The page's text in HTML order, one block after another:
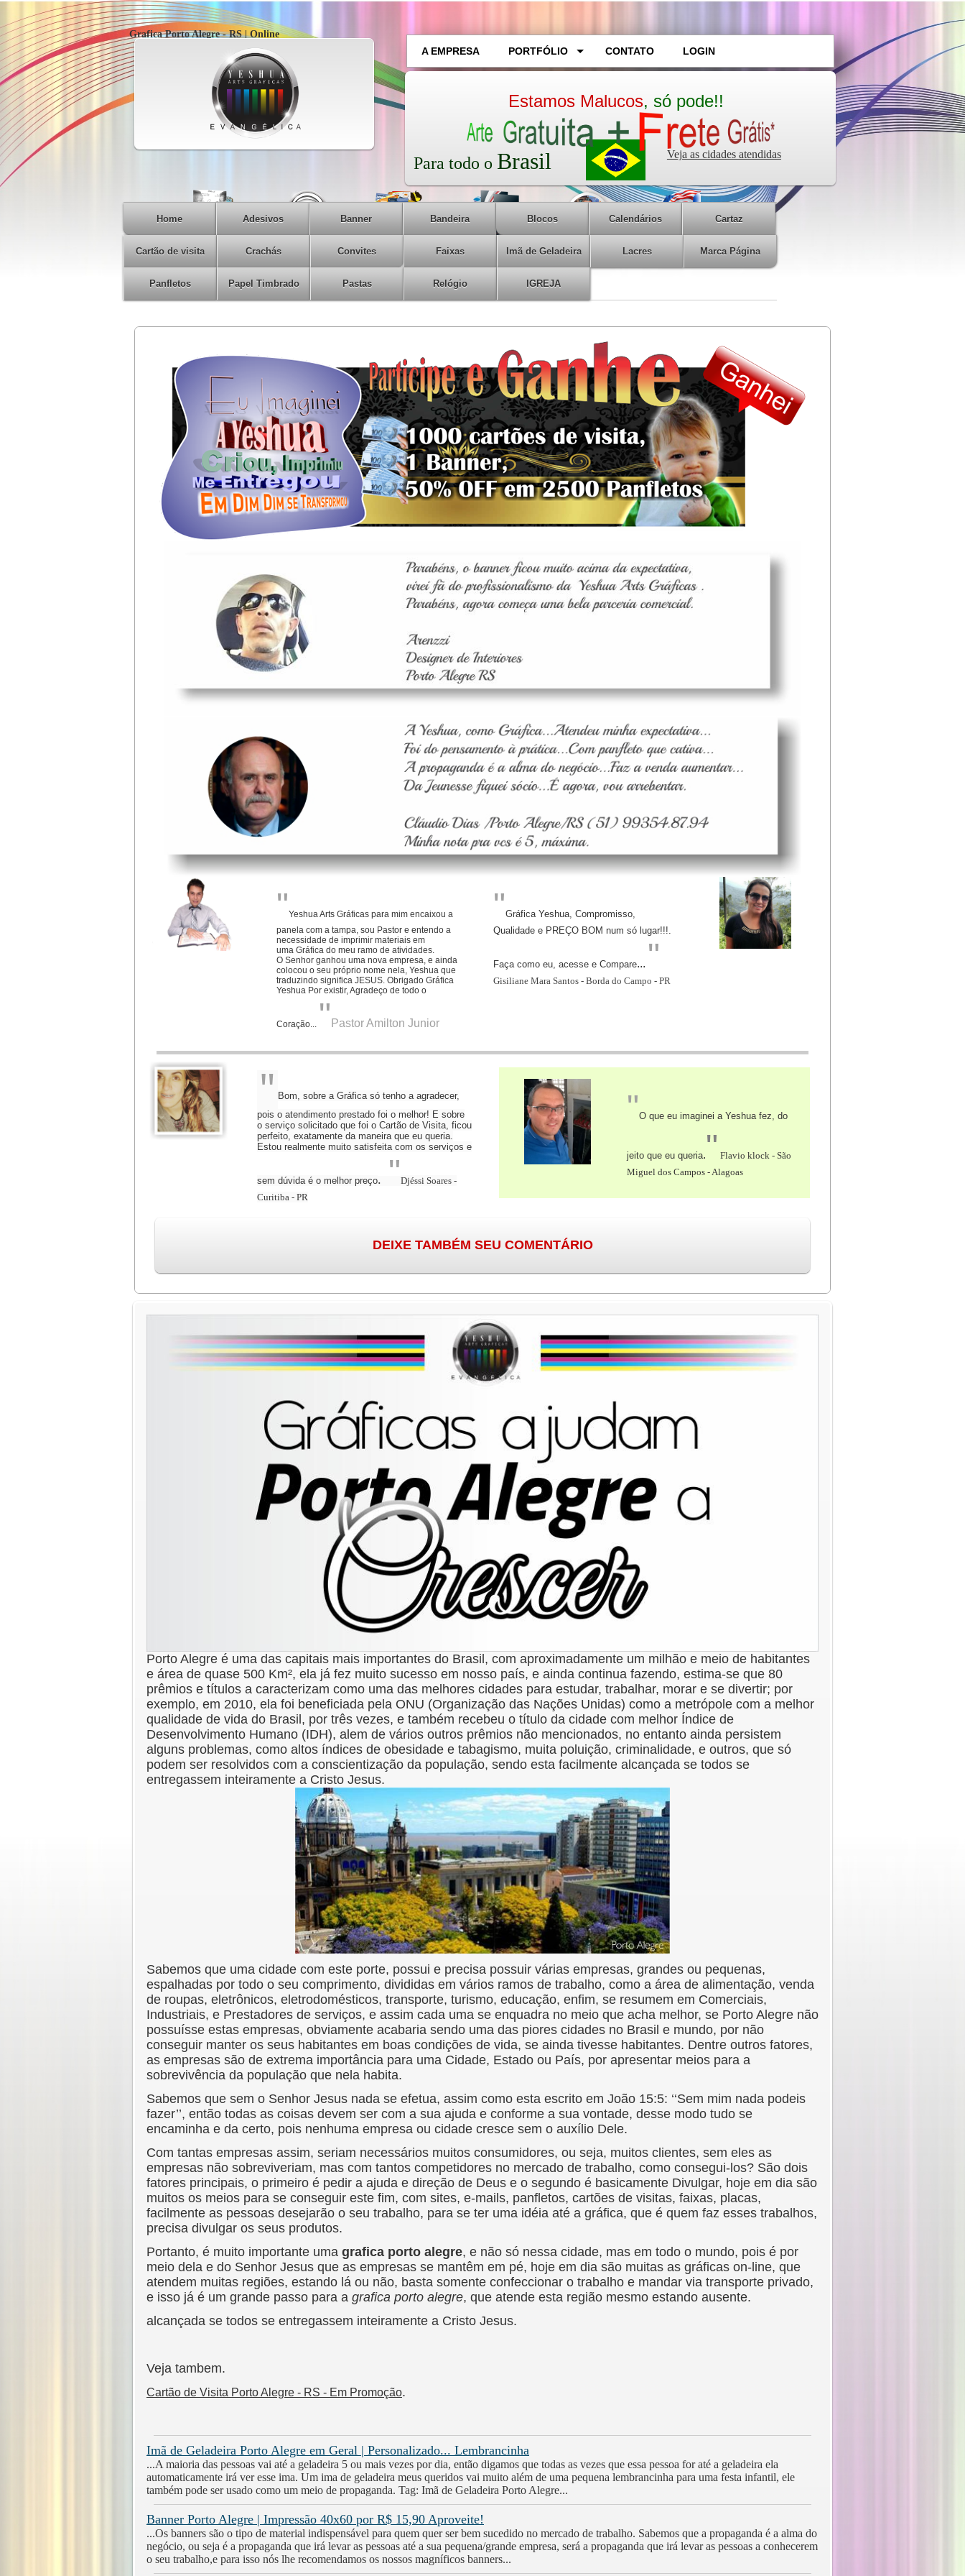
Grafica Porto Alegre - RS | Online
A EMPRESA PORTFÓLIO CONTATO LOGIN
Estamos Malucos, só pode!!
Para todo o Brasil Veja as cidades atendidas
Home Adesivos Banner Bandeira Blocos Calendários Cartaz
Cartão de visita Crachás Convites Faixas Imã de Geladeira Lacres Marca Página
Panfletos Papel Timbrado Pastas Relógio IGREJA
"Yeshua Arts Gráficas para mim encaixou a
panela com a tampa, sou Pastor e entendo a
necessidade de imprimir materiais em
uma Gráfica do meu ramo de atividades.
OSenhor ganhou uma nova empresa, e ainda
colocou o seu próprio nome nela, Yeshua que
traduzindo significa JESUS. Obrigado Gráfica
Yeshua Por existir, Agradeço de todo o
Coração... " Pastor Amilton Junior
"Gráfica Yeshua, Compromisso,
Qualidade e PREÇO BOM num só lugar!!!.
Faça como eu, acesse e Compare... "
Gisiliane Mara Santos - Borda do Campo - PR
" Bom, sobre a Gráfica só tenho a agradecer,
pois o atendimento prestado foi o melhor! E sobre
o serviço solicitado que foi o Cartão de Visita, ficou
perfeito, exatamente da maneira que eu queria.
Estou realmente muito satisfeita com os serviços e
sem dúvida é o melhor preço. "Djéssi Soares -
Curitiba - PR
"O que eu imaginei a Yeshua fez, do
jeito que eu queria." Flavio klock - São
Miguel dos Campos - Alagoas
DEIXE TAMBÉM SEU COMENTÁRIO
Porto Alegre é uma das capitais mais importantes do Brasil, com aproximadamente um milhão e meio de habitantes
e área de quase 500 Km², ela já fez muito sucesso em nosso país, e ainda continua fazendo, estima-se que 80
prêmios e títulos a caracterizam como uma das melhores cidades para estudar, trabalhar, morar e se divertir; por
exemplo, em 2010, ela foi beneficiada pela ONU (Organização das Nações Unidas) como a metrópole com a melhor
qualidade de vida do Brasil, por três vezes, e também recebeu o título da cidade com melhor Índice de
Desenvolvimento Humano (IDH), alem de vários outros prêmios não mencionados, no entanto ainda persistem
alguns problemas, como altos índices de obesidade e tabagismo, muita poluição, criminalidade, e outros, que só
podem ser resolvidos com a conscientização da população, sendo esta facilmente alcançada se todos se
entregassem inteiramente a Cristo Jesus.
Sabemos que uma cidade com este porte, possui e precisa possuir várias empresas, grandes ou pequenas,
espalhadas por todo o seu comprimento, divididas em vários ramos de trabalho, como a área de alimentação, venda
de roupas, eletrônicos, eletrodomésticos, transporte, turismo, educação, enfim, se resumem em Comerciais,
Industriais, e Prestadores de serviços, e assim cada uma se enquadra no meio que acha melhor, se Porto Alegre não
possuísse estas empresas, obviamente acabaria sendo uma das piores cidades no Brasil e mundo, por não
conseguir manter os seus habitantes em boas condições de vida, se ainda tivesse habitantes. Dentre outros fatores,
as empresas são de extrema importância para uma Cidade, Estado ou País, por apresentar meios para a
sobrevivência da população que nela habita.
Sabemos que sem o Senhor Jesus nada se efetua, assim como esta escrito em João 15:5: ‘‘Sem mim nada podeis
fazer’’, então todas as coisas devem ser com a sua ajuda e conforme a sua vontade, desse modo tudo se
encaminha e da certo, pois nenhuma empresa ou cidade cresce sem o auxílio Dele.
Com tantas empresas assim, seriam necessários muitos consumidores, ou seja, muitos clientes, sem eles as
empresas não sobreviveriam, mas com tantos competidores no mercado de trabalho, como consegui-los? São dois
fatores principais, o primeiro é pedir a ajuda e direção de Deus e o segundo é basicamente Divulgar, hoje em dia são
muitos os meios para se conseguir este fim, com sites, e-mails, panfletos, cartões de visitas, faixas, placas,
facilmente as pessoas desejarão o seu trabalho, para se ter uma idéia até a gráfica, que é quem faz esses trabalhos,
precisa divulgar os seus produtos.
Portanto, é muito importante uma grafica porto alegre, e não só nessa cidade, mas em todo o mundo, pois é por
meio dela e do Senhor Jesus que as empresas se mantêm em pé, hoje em dia são muitas as gráficas on-line, que
atendem muitas regiões, estando lá ou não, basta somente confeccionar o trabalho e mandar via transporte privado,
e isso já é um grande passo para a grafica porto alegre, que atende esta região mesmo estando ausente.
alcançada se todos se entregassem inteiramente a Cristo Jesus.
Veja tambem.
Cartão de Visita Porto Alegre - RS - Em Promoção.
Imã de Geladeira Porto Alegre em Geral | Personalizado... Lembrancinha
...A maioria das pessoas vai até a geladeira 5 ou mais vezes por dia, então digamos que todas as vezes que essa pessoa for até a geladeira ela
automaticamente irá ver esse ima. Um ima de geladeira meus queridos vai muito além de uma pequena lembrancinha para uma festa infantil, ele
também pode ser usado como um meio de propaganda. Tag: Imã de Geladeira Porto Alegre...
Banner Porto Alegre | Impressão 40x60 por R$ 15,90 Aproveite!
...Os banners são o tipo de material indispensável para quem quer ser bem sucedido no mercado de trabalho. Sabemos que a propaganda é a alma do
negócio, ou seja é a propaganda que irá levar as pessoas até a sua pequena/grande empresa, será a propaganda que irá levar as pessoas a conhecerem
o seu trabalho,e para isso nós lhe recomendamos os nossos magníficos banners...